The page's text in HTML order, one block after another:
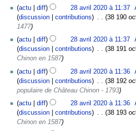
m
o
d
i
f
i
a
t
i
o
n
s
actu
diff 28 avril 2020 à 11:37
discussion
contributions 38 190
1477
actu
diff 28 avril 2020 à 11:37
discussion
contributions 38 191
Chinon en 1587
actu
diff 28 avril 2020 à 11:36
discussion
contributions 38 192
populaire de Château Chinon - 1793
actu
diff 28 avril 2020 à 11:36
discussion
contributions 38 193
Chinon en 1587